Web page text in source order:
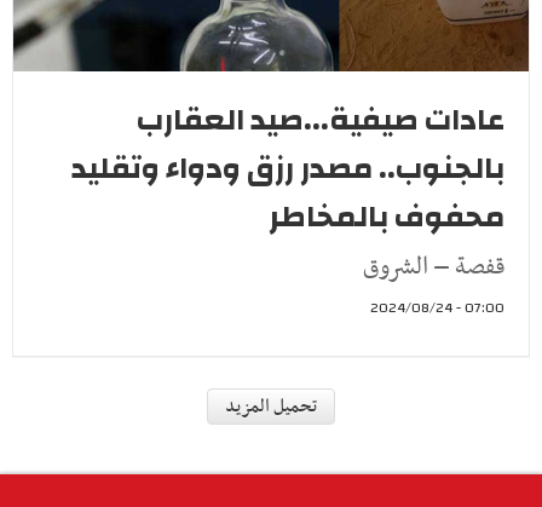
عادات صيفية...صيد العقارب
بالجنوب.. مصدر رزق ودواء وتقليد
محفوف بالمخاطر
قفصة – الشروق
07:00 - 2024/08/24